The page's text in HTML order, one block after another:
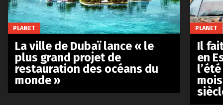
PLANET
La ville de Dubaï lance « le
plus grand projet de
restauration des océans du
monde »
PLANET
Il
en